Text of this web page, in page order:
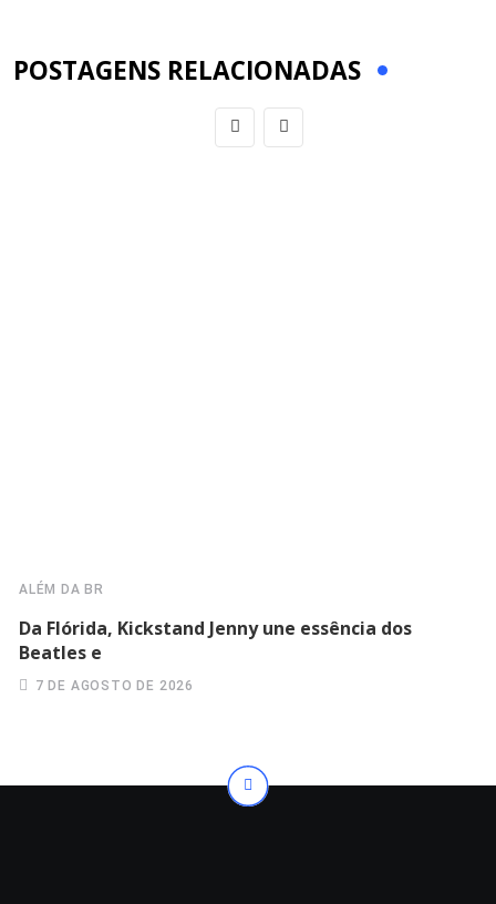
POSTAGENS RELACIONADAS
ALÉM DA BR
Da Flórida, Kickstand Jenny une essência dos
Beatles e
7 DE AGOSTO DE 2026